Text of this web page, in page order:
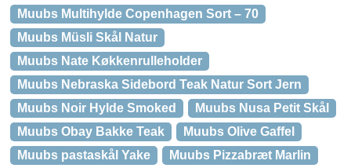
Muubs Multihylde Copenhagen Sort – 70
Muubs Müsli Skål Natur
Muubs Nate Køkkenrulleholder
Muubs Nebraska Sidebord Teak Natur Sort Jern
Muubs Noir Hylde Smoked
Muubs Nusa Petit Skål
Muubs Obay Bakke Teak
Muubs Olive Gaffel
Muubs pastaskål Yake
Muubs Pizzabræt Marlin